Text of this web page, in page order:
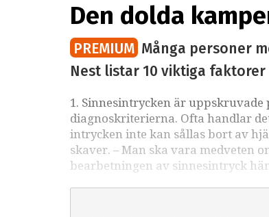
Den dolda
PREMIUM Många personer
Nest listar 10 viktiga
1. Sinnesintrycken är
diagnoskriterierna. Ofta handlar
intrycken inte kan sållas bort av
skaver. – Man ska vara medveten
bearbetningen av sinnesintryck